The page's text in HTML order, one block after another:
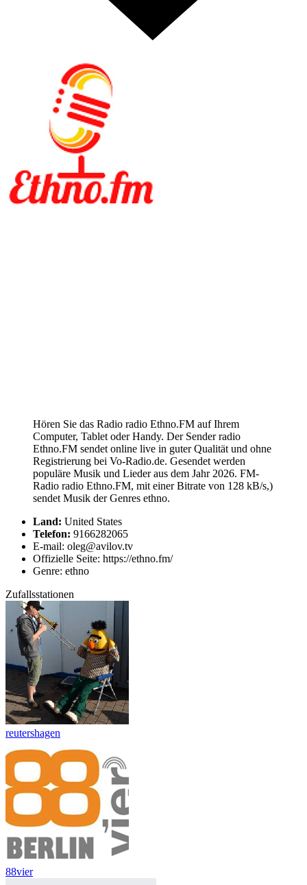
Hören Sie das Radio radio Ethno.FM auf Ihrem
Computer, Tablet oder Handy. Der Sender radio
Ethno.FM sendet online live in guter Qualität und ohne
Registrierung bei Vo-Radio.de. Gesendet werden
populäre Musik und Lieder aus dem Jahr 2026. FM-
Radio radio Ethno.FM, mit einer Bitrate von 128 kB/s,)
sendet Musik der Genres ethno.
Land: United States
Telefon: 9166282065
E-mail: oleg@avilov.tv
Offizielle Seite: https://ethno.fm/
Genre: ethno
Zufallsstationen
reutershagen
88vier